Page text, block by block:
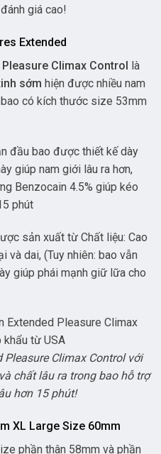
giá cao!
Extended
Climax Control là
sớm hiện được nhiều nam
có kích thước size 53mm
đầu bao được thiết kế dày
giúp nam giới lâu ra hơn,
Benzocain 4.5% giúp kéo
phút
sản xuất từ Chất liệu: Cao
và dai, (Tuy nhiên: bao vẫn
giúp phái mạnh giữ lữa cho
Pleasure Climax Control với
chất lâu ra trong bao hỗ trợ
hơn 15 phút!
XL Large Size 60mm
phần thân 58mm và phần